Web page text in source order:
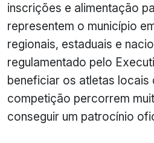
inscrições e alimentação
representem o município
regionais, estaduais e
regulamentado pelo
beneficiar os atletas locais
competição percorrem
conseguir um patrocínio